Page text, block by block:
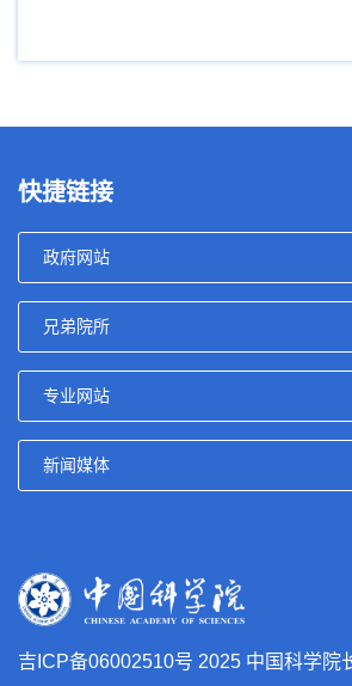
快捷链接
吉ICP备06002510号 2025 中国科学院